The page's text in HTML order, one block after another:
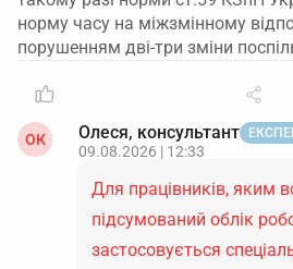
норму часу на міжзмінному
порушенням дві-три зміни
ОК Олеся, консультант
09.08.2026 | 12:33
Для працівників, яким
підсумований облік
застосовується